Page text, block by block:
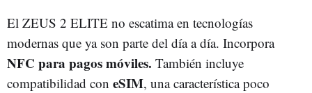
El ZEUS 2 ELITE no escatima en tecnologías
modernas que ya son parte del día a día. Incorpora
NFC para pagos móviles. También incluye
compatibilidad con eSIM, una característica poco